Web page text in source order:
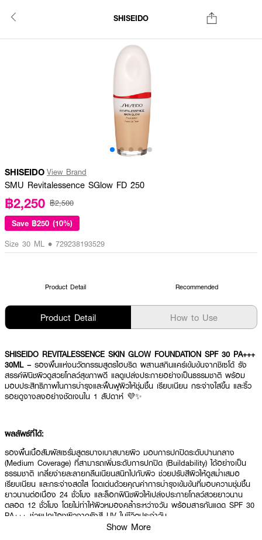
SHISEIDO
SHISEIDO View Brand
SMU Revitalessence SGlow FD 250
฿2,250 ฿2,500
Save ฿250 (10%)
Size 30 ML • 729238193529
Product Detail Recommended
Product Detail How to Use
SHISEIDO REVITALESSENCE SKIN GLOW FOUNDATION SPF 30 PA+++
30ML – รองพื้นแห่งนวัตกรรมสูตรไฮบริด ผสานสกินแคร์เข้มข้นจากชิเซโด้ รัง
สรรค์ฟินิชผิวดูสวยโกลว์สุขภาพดี แลดูเปล่งประกายอย่างเป็นธรรมชาติ พร้อม
มอบประสิทธิภาพในการบำรุงและฟื้นฟูผิวให้ชุ่มชื้น เรียบเนียน กระจ่างใสขึ้น และริ้ว
รอยดูจางลงอย่างชัดเจนใน 1 สัปดาห์ 💜✨
ผลลัพธ์ที่ได้:
รองพื้นเนื้อสัมผัสเซรั่มสูตรบางเบาสบายผิว มอบการปกปิดระดับปานกลาง
(Medium Coverage) ที่สามารถเพิ่มระดับการปกปิด (Buildability) ได้อย่างเป็น
ธรรมชาติ เกลี่ยง่ายละลายกลืนเนียนสนิทไปกับผิว ช่วยปรับสีผิวให้ดูสม่ำเสมอ
เรียบเนียน และกระจ่างสดใส โดดเด่นด้วยคุณค่าการบำรุงเข้มข้นที่มอบความชุ่มชื้น
ยาวนานต่อเนื่อง 24 ชั่วโมง และล็อกฟินิชผิวให้เปล่งประกายโกลว์สวยยาวนาน
ตลอด 12 ชั่วโมง โดยไม่ทำให้ผิวหมองคล้ำระหว่างวัน พร้อมสารกันแดด SPF 30
PA+++ ช่วยปกป้องผิวจากรังสี UV ในชีวิตประจำวัน
Show More